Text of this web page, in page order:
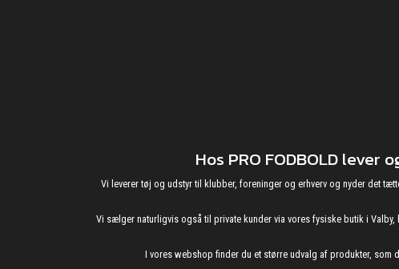
Hos PRO FODBOLD
Vi leverer tøj og udstyr til klubber, foreninger og erhverv og nyder det
Vi sælger naturligvis også til private kunder via vores fysiske butik i
I vores webshop finder du et større udvalg af produkter, som